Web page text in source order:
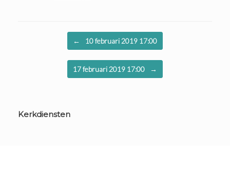
← 10 februari 2019 17:00
17 februari 2019 17:00 →
Kerkdiensten